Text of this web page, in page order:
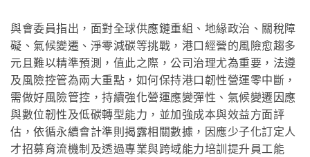
與會委員指出，面對全球供應鏈重組、地緣政治、關稅障
礙、氣候變遷、淨零減碳等挑戰，港口經營的風險愈趨多
元且難以精準預測，值此之際，公司治理尤為重要，法遵
及風險控管為兩大重點，如何保持港口韌性營運零中斷，
需做好風險管控，持續強化營運應變彈性、氣候變遷因應
與數位韌性及低碳轉型能力，並加強成本與效益方面評
估，依循永續會計準則揭露相關數據，因應少子化訂定人
才招募育流機制及透過專業與跨域能力培訓提升員工能